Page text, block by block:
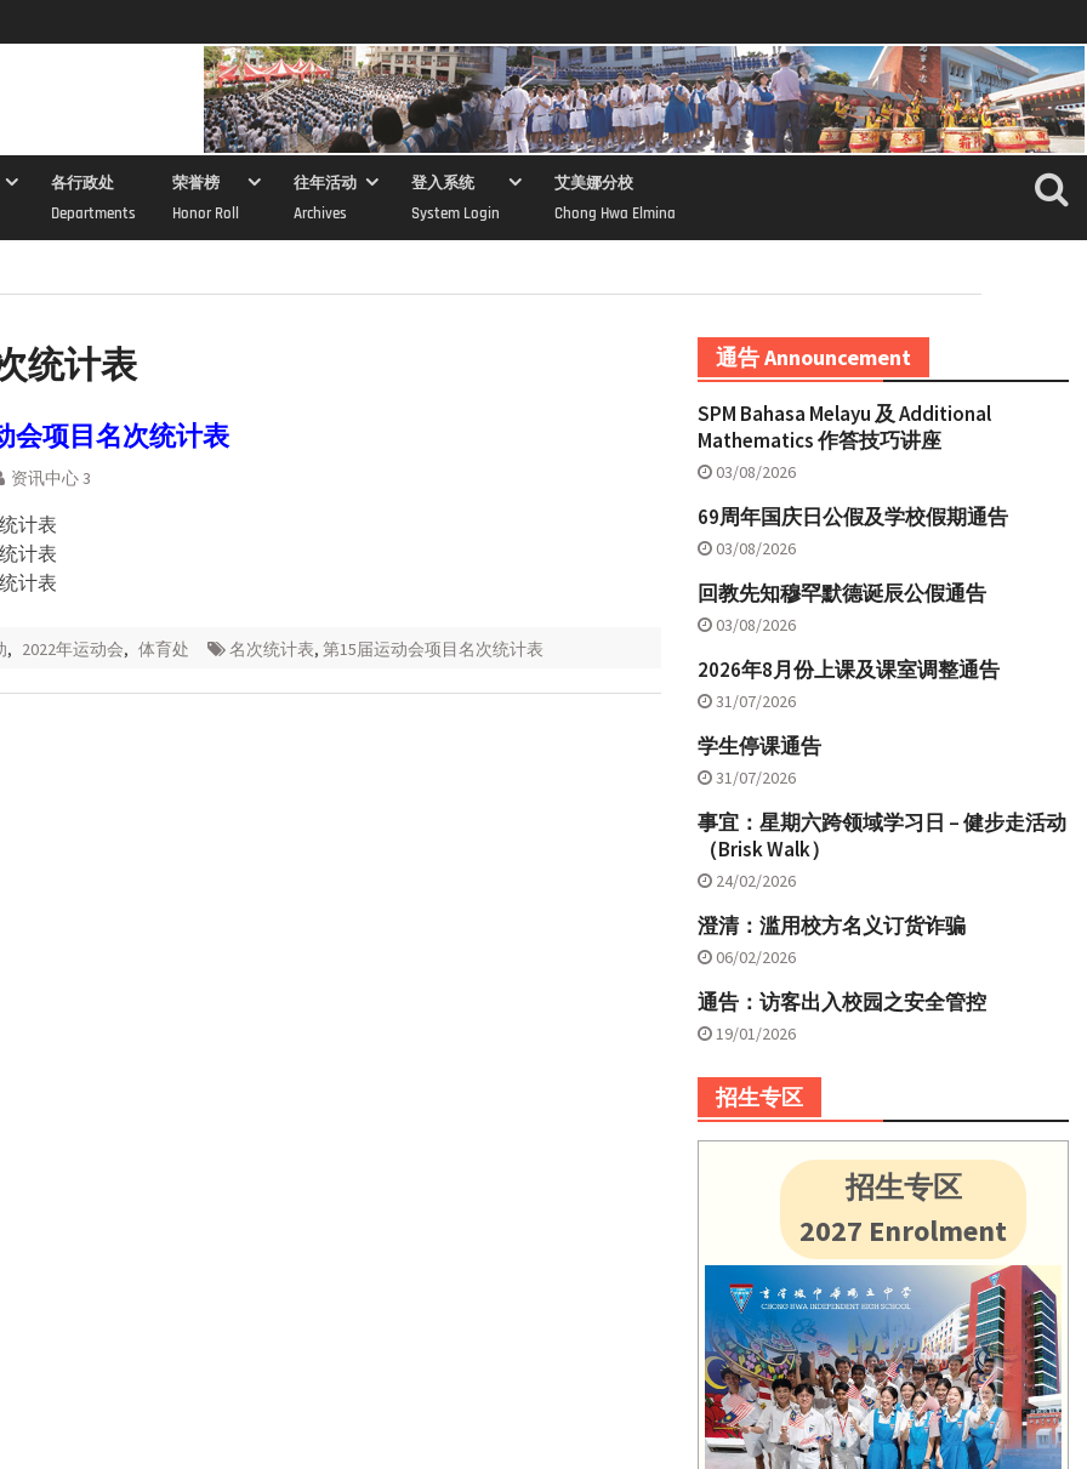
各行政处
Departments
荣誉榜
Honor Roll
往年活动
Archives
登入系统
System Login
艾美娜分校
Chong Hwa Elmina
统计表
会项目名次统计表
资讯中心 3
计表
计表
计表
, 2022年运动会, 体育处 名次统计表, 第15届运动会项目名次统计表
通告 Announcement
SPM Bahasa Melayu 及 Additional
Mathematics 作答技巧讲座
03/08/2026
69周年国庆日公假及学校假期通告
03/08/2026
回教先知穆罕默德诞辰公假通告
03/08/2026
2026年8月份上课及课室调整通告
31/07/2026
学生停课通告
31/07/2026
事宜：星期六跨领域学习日 – 健步走活动
（Brisk Walk）
24/02/2026
澄清：滥用校方名义订货诈骗
06/02/2026
通告：访客出入校园之安全管控
19/01/2026
招生专区
招生专区
2027 Enrolment